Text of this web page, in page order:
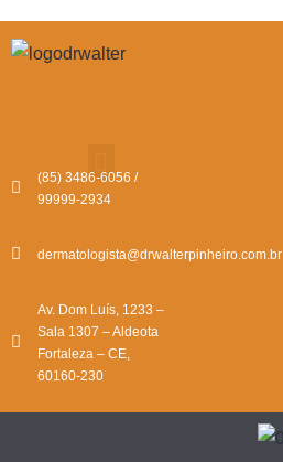
(85) 3486-6056 /
99999-2934
dermatologista@drwalterpinheiro.com.br
Av. Dom Luís, 1233 –
Sala 1307 – Aldeota
Fortaleza – CE,
60160-230